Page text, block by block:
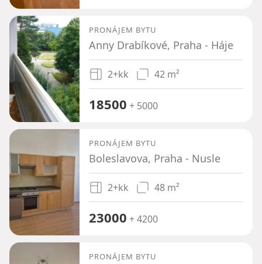
PRONÁJEM BYTU
Anny Drabíkové, Praha - Háje
2+kk 42 m²
18500 + 5000
PRONÁJEM BYTU
Boleslavova, Praha - Nusle
2+kk 48 m²
23000 + 4200
PRONÁJEM BYTU